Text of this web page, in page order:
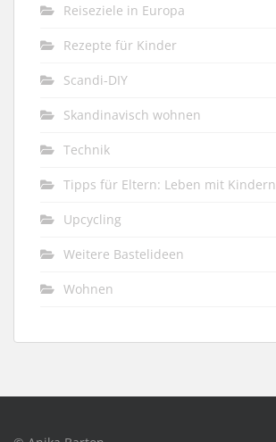
Reiseziele in Europa
Rezepte für Kinder
Scandi-DIY
Skandinavisch wohnen
Technik
Tipps für Eltern: Leben mit Kindern
Upcycling
Weitere Bastelideen
Wohnen